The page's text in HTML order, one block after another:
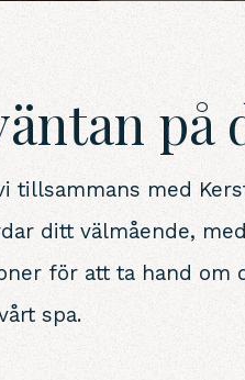
tillsammans med
ditt välmående,
för att ta hand
spa.